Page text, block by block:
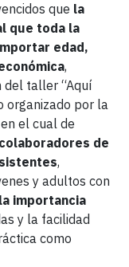
que la
que toda la
edad,
,
del taller “Aquí
organizado por la
el cual de
colaboradores de
,
y adultos con
la importancia
y la facilidad
como